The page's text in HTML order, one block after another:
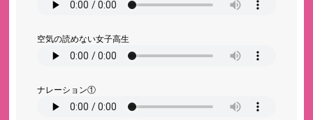
空気の読めない女子高生
ナレーション①